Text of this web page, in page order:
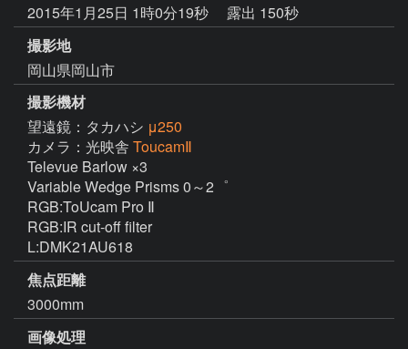
2015年1月25日 1時0分19秒
露出 150秒
撮影地
岡山県岡山市
撮影機材
望遠鏡：タカハシ μ250
カメラ：光映舎 ToucamⅡ
Televue Barlow ×3
Variable Wedge Prisms 0～2゜
RGB:ToUcam Pro Ⅱ
RGB:IR cut-off filter
L:DMK21AU618
焦点距離
3000mm
画像処理